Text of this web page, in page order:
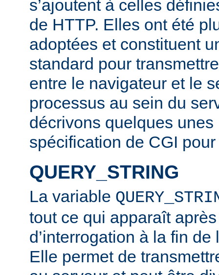
s’ajoutent à celles
de HTTP. Elles ont été
adoptées et constituent
standard pour
entre le navigateur et le
processus au sein du
décrivons quelques
spécification de CGI
QUERY_STRING
La variable
tout ce qui apparaît
d’interrogation à la fin de
Elle permet de